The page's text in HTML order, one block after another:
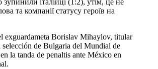
зупинили італійці (1:2), утім, це не
та компанії статусу героїв на
exguardameta Borislav Mihaylov, titular
selección de Bulgaria del Mundial de
la tanda de penaltis ante México en